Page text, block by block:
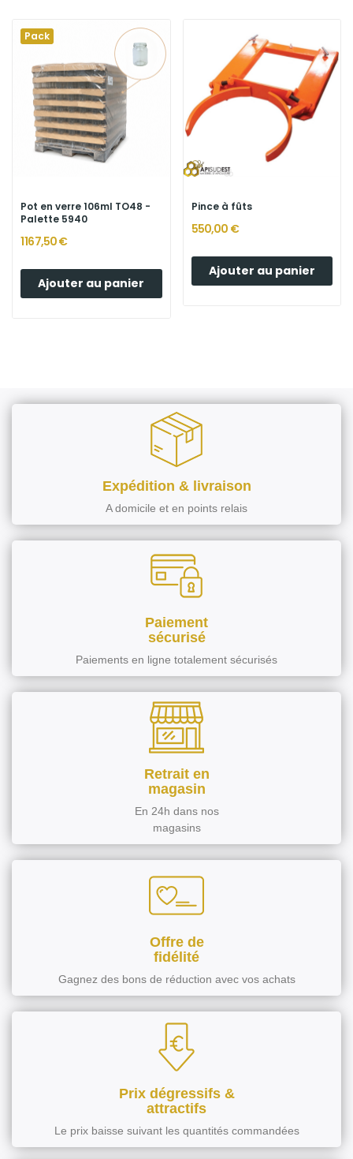
Pack
Pot en verre 106ml TO48 -
Palette 5940
1 167,50 €
Ajouter au panier
Pince à fûts
550,00 €
Ajouter au panier
Expédition & livraison
A domicile et en points relais
Paiement
sécurisé
Paiements en ligne totalement sécurisés
Retrait en
magasin
En 24h dans nos
magasins
Offre de
fidélité
Gagnez des bons de réduction avec vos achats
Prix dégressifs &
attractifs
Le prix baisse suivant les quantités commandées